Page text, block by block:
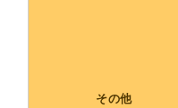
その他